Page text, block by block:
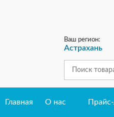
Ваш регион:
Астрахань
Главная О нас